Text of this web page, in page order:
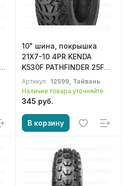
10" шина, покрышка
21X7-10 4PR KENDA
K530F PATHFINDER 25F
TL для квадроцикла,
ATV
Артикул: 12599, Тайвань
Наличие товара уточняйте
345 руб.
В корзину